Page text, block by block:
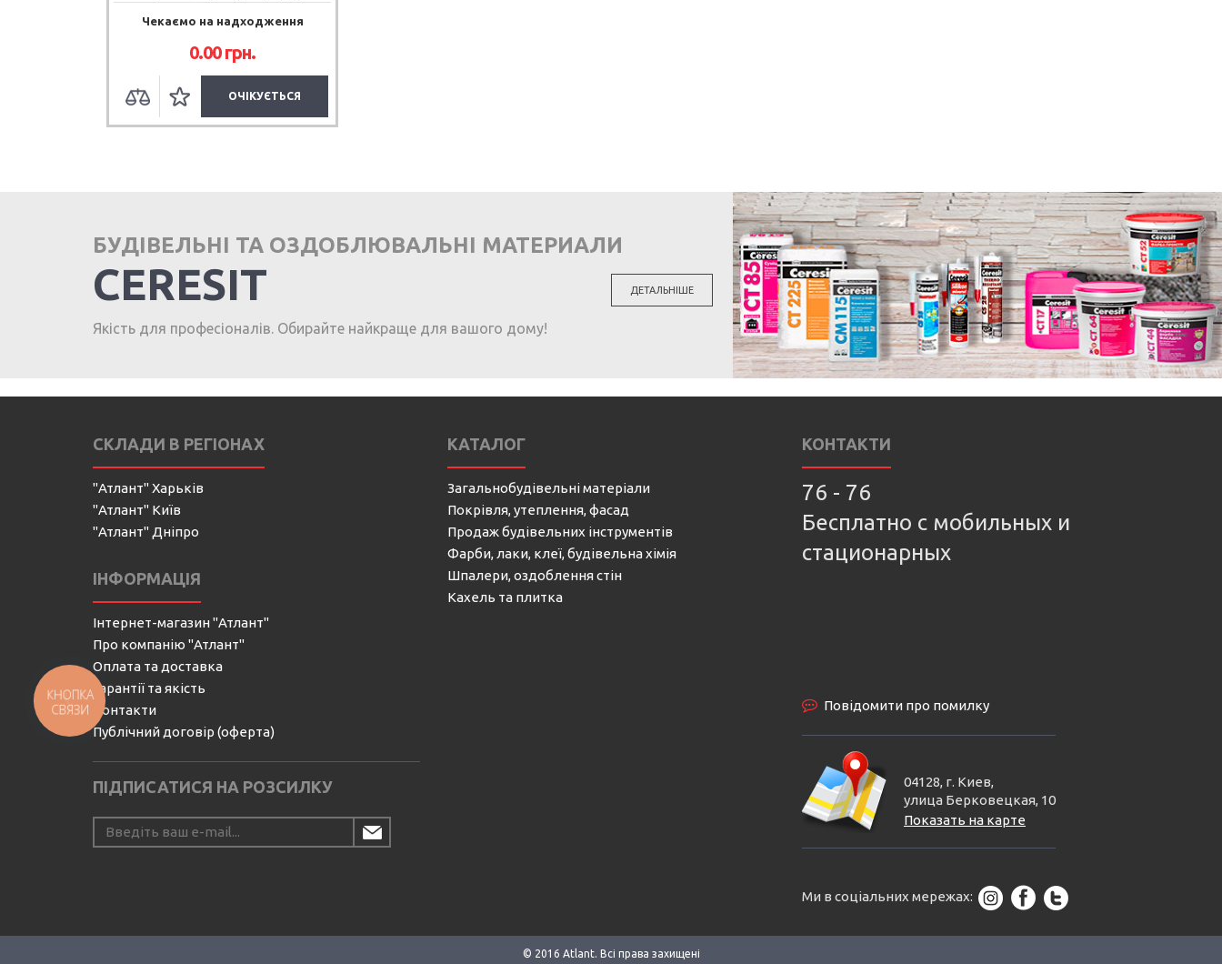
Чекаємо на надходження
0.00 грн.
ОЧІКУЄТЬСЯ
БУДІВЕЛЬНІ ТА ОЗДОБЛЮВАЛЬНІ МАТЕРИАЛИ
CERESIT
Якість для професіоналів. Обирайте найкраще для вашого дому!
ДЕТАЛЬНІШЕ
СКЛАДИ В РЕГІОНАХ
"Атлант" Харьків
"Атлант" Київ
"Атлант" Дніпро
ІНФОРМАЦІЯ
Інтернет-магазин "Атлант"
Про компанію "Атлант"
Оплата та доставка
Гарантії та якість
Контакти
Публічний договір (оферта)
ПІДПИСАТИСЯ НА РОЗСИЛКУ
КАТАЛОГ
Загальнобудівельні матеріали
Покрівля, утеплення, фасад
Продаж будівельних інструментів
Фарби, лаки, клеї, будівельна хімія
Шпалери, оздоблення стін
Кахель та плитка
КОНТАКТИ
76 - 76
Бесплатно с мобильных и
стационарных
Повідомити про помилку
04128, г. Киев,
улица Берковецкая, 10
Показать на карте
Ми в соціальних мережах:
© 2016 Аtlant. Всі права захищені
КНОПКА
СВЯЗИ